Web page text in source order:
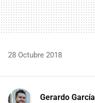
28 Octubre 2018
Gerardo García